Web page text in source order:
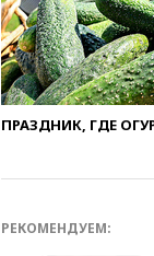
ПРАЗДНИК, ГДЕ
РЕКОМЕНДУЕМ: